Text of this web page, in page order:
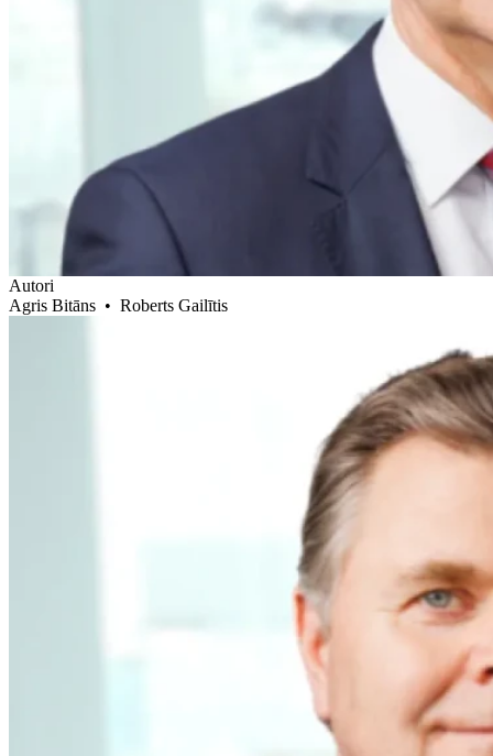
Autori
Agris Bitāns • Roberts Gailītis